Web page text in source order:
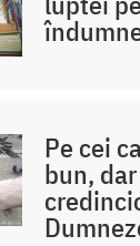
Pe cei
bun,